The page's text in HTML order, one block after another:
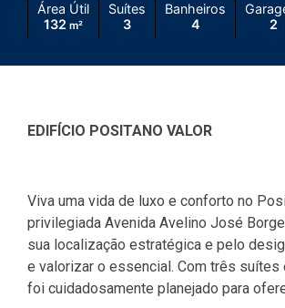
Área Útil
132 m²
Suítes
3
Banheiros
4
2
EDIFÍCIO POSITANO VALOR
Viva uma vida de luxo e conforto no
privilegiada Avenida Avelino José
sua localização estratégica e pelo
e valorizar o essencial. Com três suítes
foi cuidadosamente planejado para